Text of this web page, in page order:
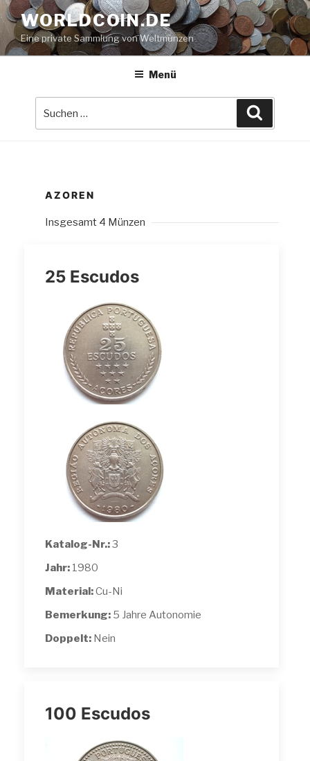
Zum
Inhalt
springen
WORLDCOIN.DE
Eine private Sammlung von Weltmünzen
Menü
AZOREN
Insgesamt 4 Münzen
25 Escudos
Katalog-Nr.:3
Jahr: 1980
Material:Cu-Ni
Bemerkung: 5 Jahre Autonomie
Doppelt: Nein
100 Escudos